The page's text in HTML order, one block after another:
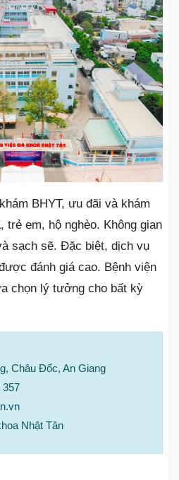
BHYT, ưu đãi và khám
trẻ em, hộ nghèo. Không gian
sạch sẽ. Đặc biệt, dịch vụ
đánh giá cao. Bệnh viện
chọn lý tưởng cho bất kỳ
Châu Đốc, An Giang
357
Nhật Tân